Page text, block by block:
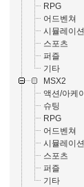
RPG
어드벤쳐
시뮬레이션
스포츠
퍼즐
기타
MSX2
액션/아케
슈팅
RPG
어드벤쳐
시뮬레이션
스포츠
퍼즐
기타